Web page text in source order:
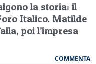
la storia: il
Italico. Matilde
poi l’impresa
COMMENTA